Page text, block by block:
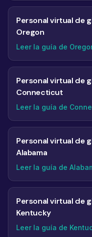
Personal virtual de
Oregon
Leer la guía de
Personal virtual de
Connecticut
Leer la guía de
Personal virtual de
Alabama
Leer la guía de
Personal virtual de
Kentucky
Leer la guía de